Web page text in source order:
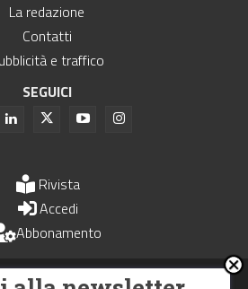
La redazione
Contatti
e traffico
SEGUICI
Rivista
Accedi
Abbonamento
periodico associato all'Unione Stampa